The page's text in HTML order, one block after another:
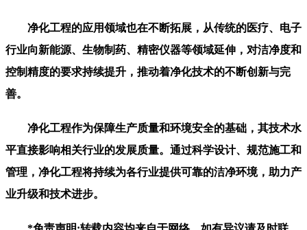
净化工程的应用领域也在不断拓展，从传统的医疗、电子
行业向新能源、生物制药、精密仪器等领域延伸，对洁净度和
控制精度的要求持续提升，推动着净化技术的不断创新与完
善。
净化工程作为保障生产质量和环境安全的基础，其技术水
平直接影响相关行业的发展质量。通过科学设计、规范施工和
管理，净化工程将持续为各行业提供可靠的洁净环境，助力产
业升级和技术进步。